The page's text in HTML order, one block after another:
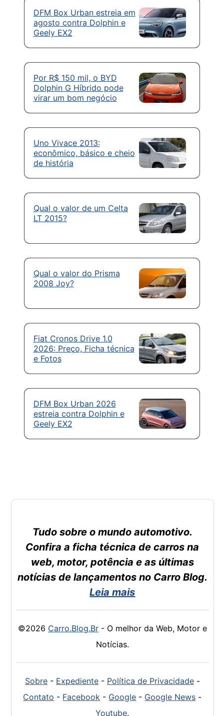
DFM Box Urban estreia em
agosto contra Dolphin e
Geely EX2
Por R$ 150 mil, o BYD
Dolphin G Híbrido pode
virar um bom negócio
Uno Vivace 2013:
econômico, básico e cheio
de história
Qual o valor de um Celta
LT 2015?
Qual o valor do Prisma
2008 Joy?
Fiat Cronos Drive 1.0
2026: Preço, Ficha técnica
e Fotos
DFM Box Urban 2026
estreia contra Dolphin e
Geely EX2
Tudo sobre o mundo automotivo.
Confira a ficha técnica de carros na
web, motor, potência e as últimas
notícias de lançamentos no Carro Blog.
Leia mais
©2026 Carro.Blog.Br- O melhor da Web, Motor e
Notícias.
Sobre- Expediente- Política de Privacidade-
Contato - Facebook - Google - Google News -
Youtube.